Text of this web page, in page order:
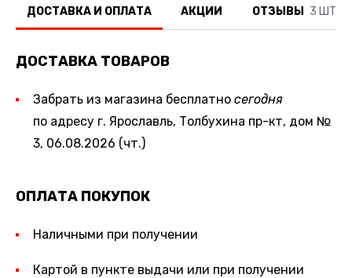
ДОСТАВКА И ОПЛАТА АКЦИИ ОТЗЫВЫ 3 ШТ.
ДОСТАВКА ТОВАРОВ
Забрать из магазина бесплатно сегодня
по адресу г. Ярославль, Толбухина пр-кт, дом №
3, 06.08.2026 (чт.)
ОПЛАТА ПОКУПОК
Наличными при получении
Картой в пункте выдачи или при получении